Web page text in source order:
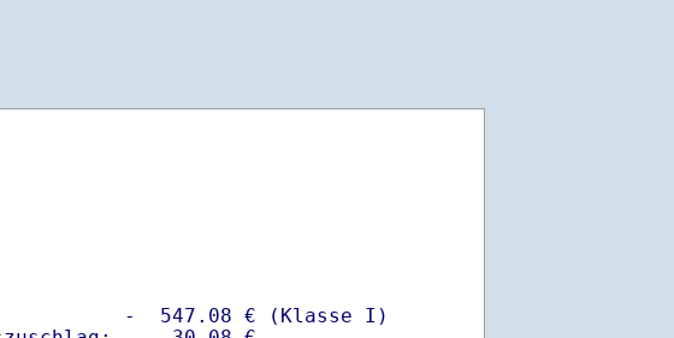
-  547.08 € (Klasse I)